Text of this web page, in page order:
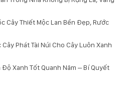
Cây Thiết Mộc Lan Bền Đẹp, Rước
Phát Tài Núi Cho Cây Luôn Xanh
Độ Xanh Tốt Quanh Năm – Bí Quyết